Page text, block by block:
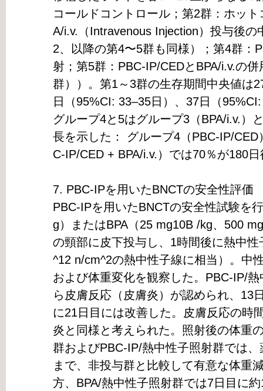
コールドコントロール；第2群：ホッ
A/i.v.（Intravenous Injection）投与後
2、以降の第4〜5群も同様）；第4群：
射；第5群：PBC-IP/CEDとBPA/i.v.の
群））。第1～3群の生存期間中央値は
日（95%CI: 33–35日）、37日（
グループ4と5はグループ3（BPA/i.v.）
長を示した： グループ4（PBC-IP/
C-IP/CED + BPA/i.v.）では70％が180
7. PBC-IPを用いたBNCTの安全性評価
PBC-IPを用いたBNCTの安全性試験を
g）またはBPA（25 mg10B /kg、500
の頸部に皮下投与し、1時間後に熱中
^12 n/cm^2の熱中性子線に相当）。中
および体重変化を観察した。PBC-IP/
ら皮膚反応（皮膚炎）が認められ、13
に21日目には改善した。皮膚反応の時
炎と同様と考えられた。照射後の体重
群およびPBC-IP/熱中性子照射群では
まで、非投与群と比較して有意な体重
方、BPA/熱中性子照射群では7日目に